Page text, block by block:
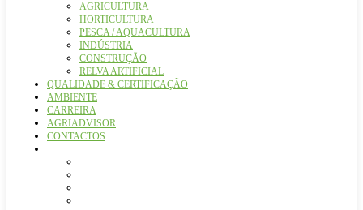
AGRICULTURA
HORTICULTURA
PESCA / AQUACULTURA
INDÚSTRIA
CONSTRUÇÃO
RELVA ARTIFICIAL
QUALIDADE & CERTIFICAÇÃO
AMBIENTE
CARREIRA
AGRIADVISOR
CONTACTOS